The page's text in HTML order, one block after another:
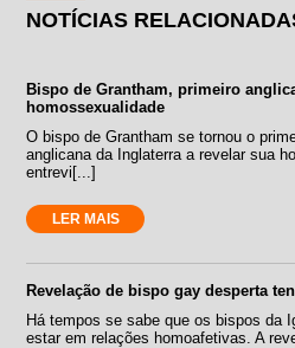
NOTÍCIAS
Bispo de Grantham, primeiro
homossexualidade
O bispo de Grantham se tornou o
anglicana da Inglaterra a revelar sua
entrevi[...]
LER MAIS
Revelação de bispo gay desperta
Há tempos se sabe que os bispos da
estar em relações homoafetivas. A